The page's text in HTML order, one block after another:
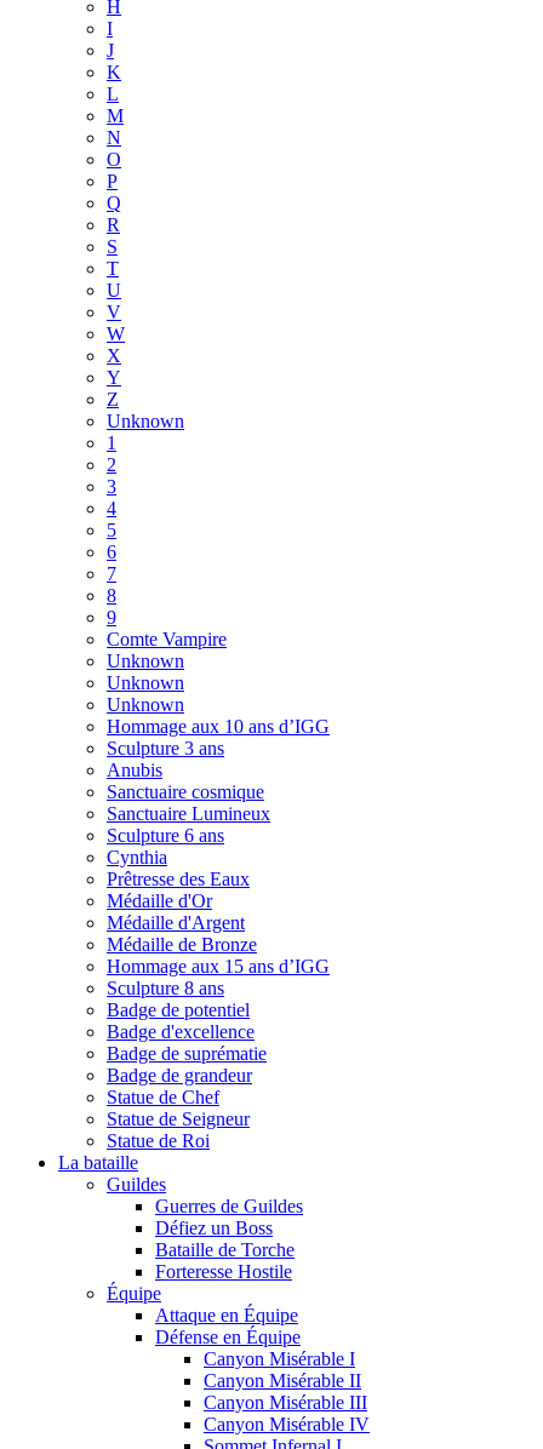
H
I
J
K
L
M
N
O
P
Q
R
S
T
U
V
W
X
Y
Z
Unknown
1
2
3
4
5
6
7
8
9
Comte Vampire
Unknown
Unknown
Unknown
Hommage aux 10 ans d’IGG
Sculpture 3 ans
Anubis
Sanctuaire cosmique
Sanctuaire Lumineux
Sculpture 6 ans
Cynthia
Prêtresse des Eaux
Médaille d'Or
Médaille d'Argent
Médaille de Bronze
Hommage aux 15 ans d’IGG
Sculpture 8 ans
Badge de potentiel
Badge d'excellence
Badge de suprématie
Badge de grandeur
Statue de Chef
Statue de Seigneur
Statue de Roi
La bataille
Guildes
Guerres de Guildes
Défiez un Boss
Bataille de Torche
Forteresse Hostile
Équipe
Attaque en Équipe
Défense en Équipe
Canyon Misérable I
Canyon Misérable II
Canyon Misérable III
Canyon Misérable IV